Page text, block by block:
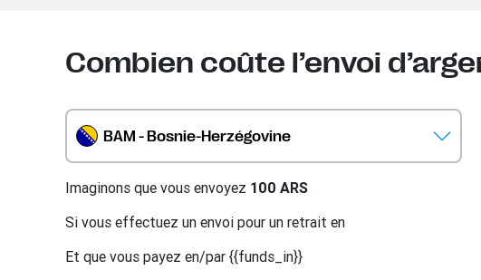
Combien coûte l’envoi
BAM - Bosnie-Herzégovine
Imaginons que vous envoyez 100 ARS
Si vous effectuez un envoi pour un retrait en
Et que vous payez en/par {{funds_in}}